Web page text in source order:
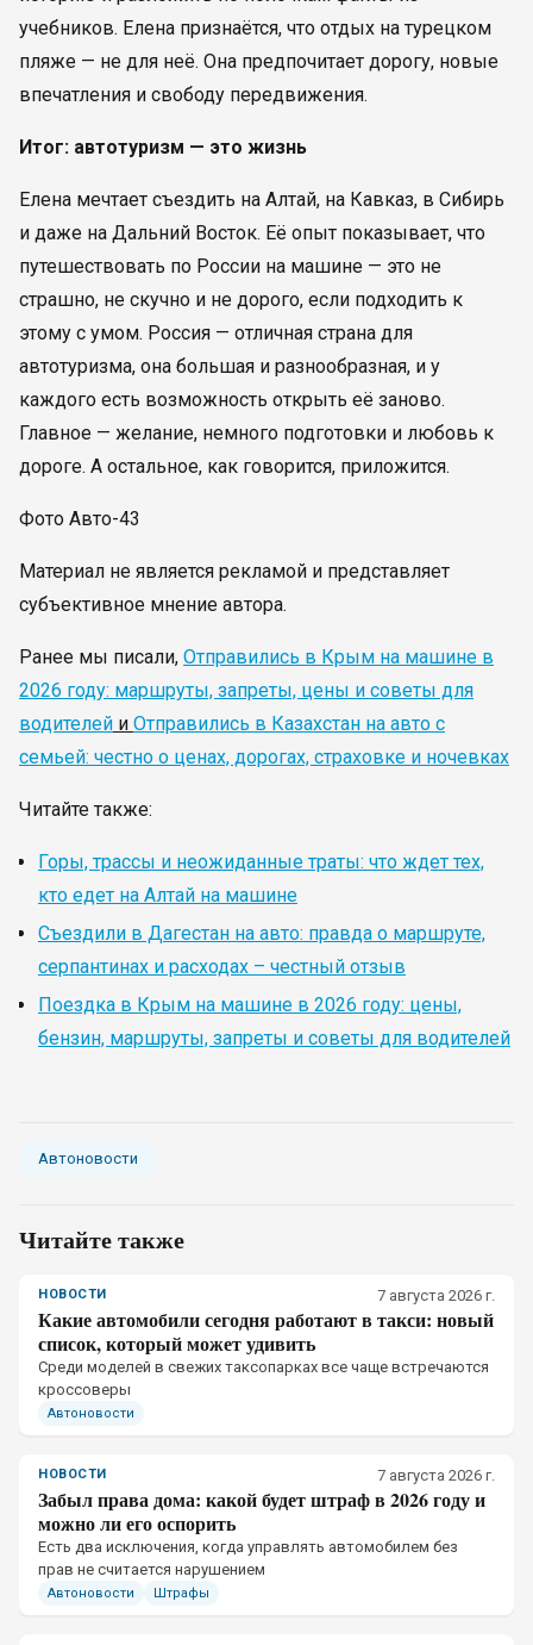
учебников. Елена признаётся, что отдых на турецком
пляже — не для неё. Она предпочитает дорогу, новые
впечатления и свободу передвижения.
Итог: автотуризм — это жизнь
Елена мечтает съездить на Алтай, на Кавказ, в Сибирь
и даже на Дальний Восток. Её опыт показывает, что
путешествовать по России на машине — это не
страшно, не скучно и не дорого, если подходить к
этому с умом. Россия — отличная страна для
автотуризма, она большая и разнообразная, и у
каждого есть возможность открыть её заново.
Главное — желание, немного подготовки и любовь к
дороге. А остальное, как говорится, приложится.
Фото Авто-43
Материал не является рекламой и представляет
субъективное мнение автора.
Ранее мы писали, Отправились в Крым на машине в
2026 году: маршруты, запреты, цены и советы для
водителей и Отправились в Казахстан на авто с
семьей: честно о ценах, дорогах, страховке и ночевках
Читайте также:
Горы, трассы и неожиданные траты: что ждет тех,
кто едет на Алтай на машине
Съездили в Дагестан на авто: правда о маршруте,
серпантинах и расходах – честный отзыв
Поездка в Крым на машине в 2026 году: цены,
бензин, маршруты, запреты и советы для водителей
Автоновости
Читайте также
НОВОСТИ 7 августа 2026 г.
Какие автомобили сегодня работают в такси: новый
список, который может удивить
Среди моделей в свежих таксопарках все чаще встречаются
кроссоверы
Автоновости
НОВОСТИ 7 августа 2026 г.
Забыл права дома: какой будет штраф в 2026 году и
можно ли его оспорить
Есть два исключения, когда управлять автомобилем без
прав не считается нарушением
Автоновости Штрафы